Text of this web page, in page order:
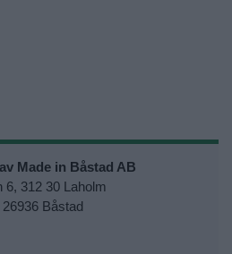
Made in Båstad AB
6, 312 30 Laholm
Båstad